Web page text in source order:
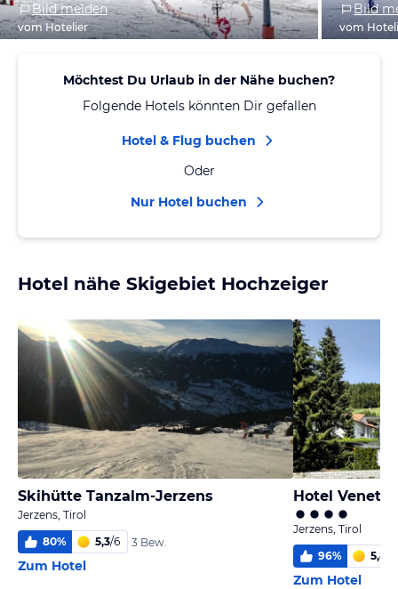
Bild melden
vom Hotelier
Bild
vom
Möchtest Du Urlaub in der Nähe buchen?
Folgende Hotels könnten Dir gefallen
Hotel & Flug buchen
Oder
Nur Hotel buchen
Hotel nähe Skigebiet Hochzeiger
Skihütte Tanzalm-Jerzens
Jerzens, Tirol
80% 5,3/6 3 Bew.
Zum Hotel
Hotel
Jerzens, Tirol
96% 5,8
Zum Hotel